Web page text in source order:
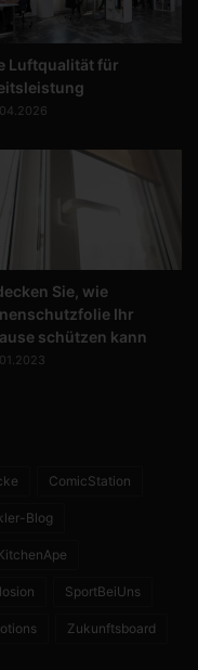
Luftqualität für
Sie, wie
Ihr
schützen kann
ComicStation
Blog
SportBeiUns
Zukunftsboard